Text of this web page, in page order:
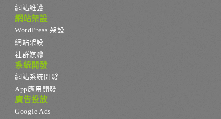
網站維護
網站架設
WordPress 架設
網站架設
社群媒體
系統開發
網站系統開發
App應用開發
廣告投放
Google Ads